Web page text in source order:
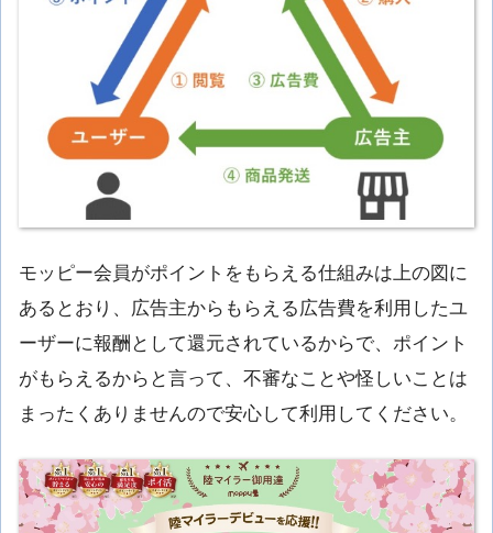
モッピー会員がポイントをもらえる仕組みは上の図に
あるとおり、広告主からもらえる広告費を利用したユ
ーザーに報酬として還元されているからで、ポイント
がもらえるからと言って、不審なことや怪しいことは
まったくありませんので安心して利用してください。